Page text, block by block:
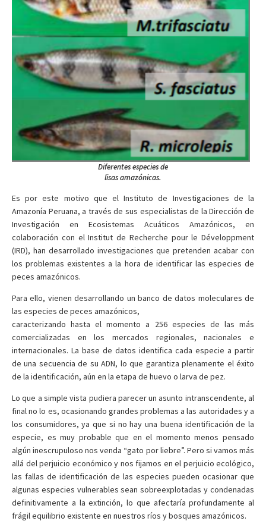
Diferentes especies de
lisas amazónicas.
Es por este motivo que el Instituto de Investigaciones de la
Amazonía Peruana, a través de sus especialistas de la Dirección de
Investigación en Ecosistemas Acuáticos Amazónicos, en
colaboración con el Institut de Recherche pour le Développment
(IRD), han desarrollado investigaciones que pretenden acabar con
los problemas existentes a la hora de identificar las especies de
peces amazónicos.
Para ello, vienen desarrollando un banco de datos moleculares de
las especies de peces amazónicos,
caracterizando hasta el momento a 256 especies de las más
comercializadas en los mercados regionales, nacionales e
internacionales. La base de datos identifica cada especie a partir
de una secuencia de su ADN, lo que garantiza plenamente el éxito
de la identificación, aún en la etapa de huevo o larva de pez.
Lo que a simple vista pudiera parecer un asunto intranscendente, al
final no lo es, ocasionando grandes problemas a las autoridades y a
los consumidores, ya que si no hay una buena identificación de la
especie, es muy probable que en el momento menos pensado
algún inescrupuloso nos venda “gato por liebre”. Pero si vamos más
allá del perjuicio económico y nos fijamos en el perjuicio ecológico,
las fallas de identificación de las especies pueden ocasionar que
algunas especies vulnerables sean sobreexplotadas y condenadas
definitivamente a la extinción, lo que afectaría profundamente al
frágil equilibrio existente en nuestros ríos y bosques amazónicos.